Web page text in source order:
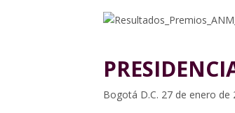
Bogotá D.C. 27 de enero de